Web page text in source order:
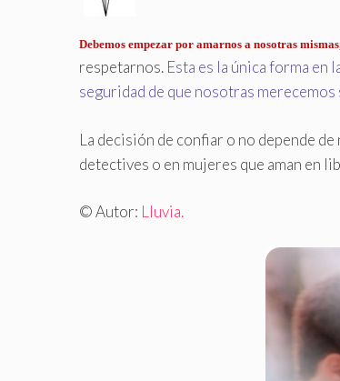
Debemos empezar por amarnos a nosotras
respetarnos. Esta es la única forma en
seguridad de que nosotras merecemos
La decisión de confiar o no depende
detectives o en mujeres que aman en
© Autor: Lluvia.